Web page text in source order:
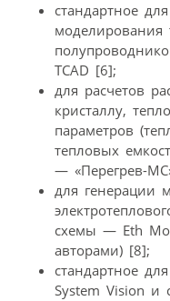
стандартное
моделирования
TCAD [6];
для расчетов
кристаллу,
параметров
тепловых
— «Перегрев-
для генерации
схемы — Eth
авторами) [8];
стандартное
System Vision и